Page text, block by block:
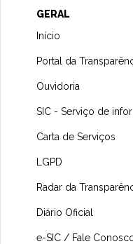
GERAL
Início
Portal da
Ouvidoria
SIC - Serviço de
Carta de Serviços
LGPD
Radar da
Diário Oficial
e-SIC / Fale